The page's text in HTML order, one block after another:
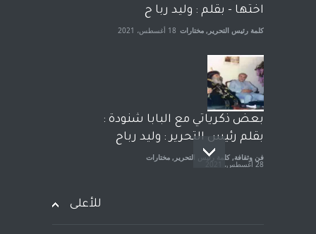
آراء حرة مختارات 7 أبريل، 2023
اختها - بقلم : وليد ربا ح
كلمة رئيس التحرير , مختارات 18 أغسطس، 2021
بعض ذكرياتي مع البابا شنودة :
بقلم رئيس التحرير : وليد رباح
فن وثقافة, كلمة رئيس التحرير , مختارات
28 أغسطس، 2021
للأعلى